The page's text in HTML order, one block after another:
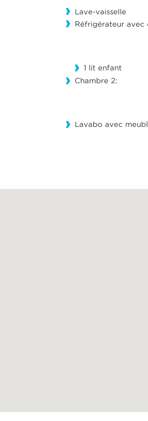
Lave-vaisselle
Réfrigérateur
1 lit enfant
Chambre 2:
Lavabo avec